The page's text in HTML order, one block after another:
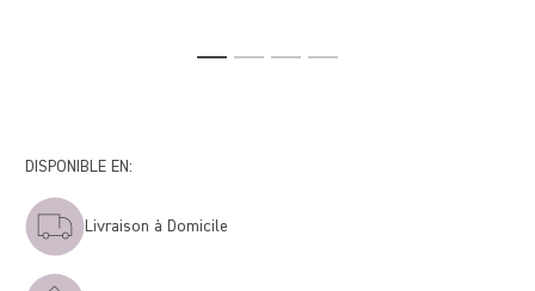
DISPONIBLE EN:
Livraison à Domicile